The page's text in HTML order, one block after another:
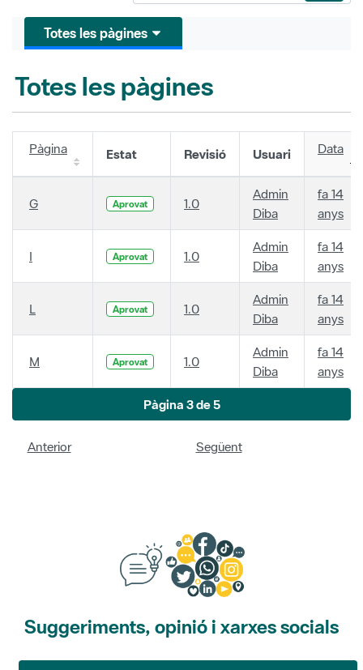
Totes les pàgines
Totes les pàgines
Pàgina Estat Revisió Usuari Data
G Aprovat 1.0
Admin
Diba
fa 14
anys
I Aprovat 1.0
Admin
Diba
fa 14
anys
L Aprovat 1.0
Admin
Diba
fa 14
anys
M Aprovat 1.0
Admin
Diba
fa 14
anys
Pàgina 3 de 5
Anterior Següent
Suggeriments, opinió i xarxes socials